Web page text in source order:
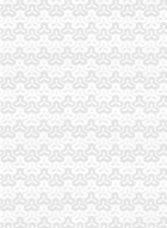
海关注册登记证书年
北京海关：进出口货
报关企业应自“中华
拱北海关：关于报关
海关进出口货物收发
《海关进出口货物
海关登记证书到期-会
报关登记证过期海
变更人后海关报关